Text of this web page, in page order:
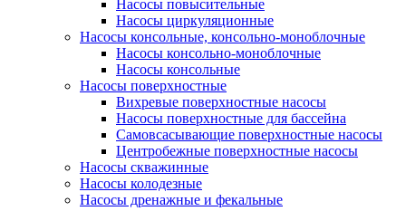
Насосы повысительные
Насосы циркуляционные
Насосы консольные, консольно-моноблочные
Насосы консольно-моноблочные
Насосы консольные
Насосы поверхностные
Вихревые поверхностные насосы
Насосы поверхностные для бассейна
Самовсасывающие поверхностные насосы
Центробежные поверхностные насосы
Насосы скважинные
Насосы колодезные
Насосы дренажные и фекальные